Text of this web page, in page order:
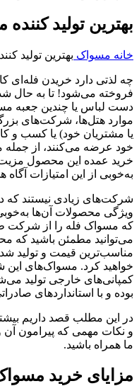
بهترین تولید
خانه مسواک بهترین تولید
چه لذتی دارد خریدن فله‌ای
فروخته می‌شود! تا به حال
دست لباس یا چندین جعبه
موارد هتل‌ها، شرکت‌های بزرگ
یا مشتریان خود) یا کسب و
خود عرضه می‌کنند، از جمله
خرید عمده این محصول
به‌خوبی از این امتیازات آگاه
شرکت‌های زیادی نیستند که
ویژگی محصولات آن‌ها
که مسواک فله را از شرکت
می‌توانید مطمئن باشید که
مناسب‌ترین قیمت و تولید شده
خواهید کرد. مسواک‌های
کمپانی‌های خارجی تولید
بوده و با استانداردهای
در این مطلب قصد داریم
و نکات مهمی که پیرامون آن
ما همراه باشید.
مزایای خرید